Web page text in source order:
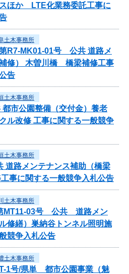
ほか LTE化業務委託工事に
土木事務所
第R7-MK01-01号 公共 道路メ
修） 木曽川橋 橋梁補修工事
告
土木事務所
市公園整備（交付金）養老
ル改修 工事に関する一般競争
土木事務所
路メンテナンス補助（橋梁
事に関する一般競争入札公告
土木事務所
MT11-03号 公共 道路メン
修繕）巣納谷トンネル照明施
競争入札公告
土木事務所
T-1号/県単 都市公園事業（魅